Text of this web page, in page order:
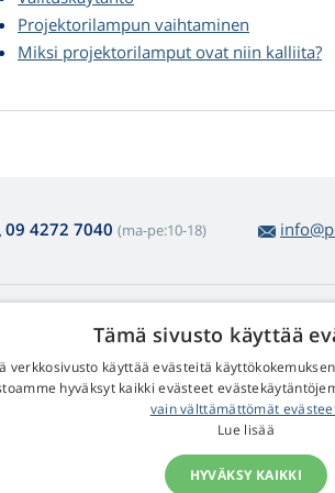
Projektorilampun vaihtaminen
Miksi projektorilamput ovat niin kalliita?
09 4272 7040 (ma-pe:10-18)
ja reklamaatiot
tuotepalautus
ostoehdot
Tämä sivusto käyttää
verkkosivusto käyttää evästeitä
hyväksyt kaikki evästeet
vain välttämättömät
Lue lisää
HYVÄKSY KAIKKI